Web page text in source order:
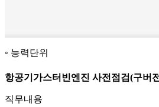
능력단위
항공기가스터빈엔진 사전점검(구버
직무내용